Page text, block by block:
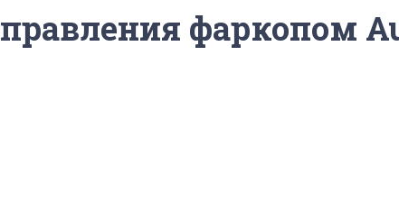
фаркопом